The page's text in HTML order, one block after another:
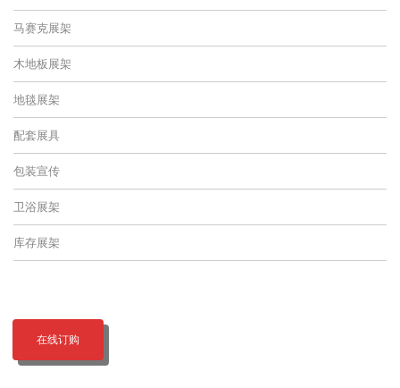
马赛克展架
木地板展架
地毯展架
配套展具
包装宣传
卫浴展架
库存展架
在线订购